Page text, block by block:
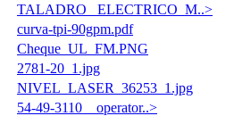
TALADRO _ELECTRICO_M..>
curva-tpi-90gpm.pdf
Cheque_UL_FM.PNG
2781-20_1.jpg
NIVEL_LASER_36253_1.jpg
54-49-3110__operator..>